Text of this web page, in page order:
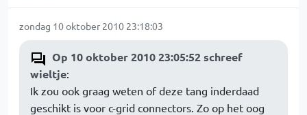
zondag 10 oktober 2010 23:18:03
Op 10 oktober 2010 23:05:52 schreef
wieltje:
Ik zou ook graag weten of deze tang inderdaad
geschikt is voor c-grid connectors. Zo op het oog